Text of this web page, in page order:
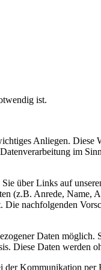
ist.
Anliegen. Diese
im
über Links auf
(z.B. Anrede,
Die nachfolgenden
Daten
Diese Daten werden
Kommunikation